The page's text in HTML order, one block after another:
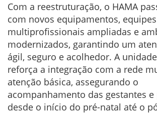
Com a reestruturação, o HAMA
com novos equipamentos, equipes
multiprofissionais ampliadas e
modernizados, garantindo um
ágil, seguro e acolhedor. A
reforça a integração com a rede
atenção básica, assegurando o
acompanhamento das gestantes e
desde o início do pré-natal até o